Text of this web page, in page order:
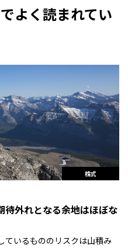
よく読まれてい
株式
待外れとなる余地はほぼな
ているもののリスクは山積み